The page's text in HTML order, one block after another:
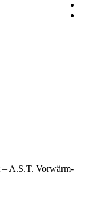
– A.S.T. Vorwärm-